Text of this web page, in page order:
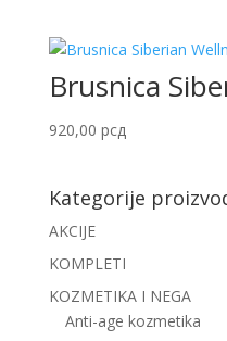
Brusnica
920,00 рсд
Kategorije
AKCIJE
KOMPLETI
KOZMETIKA I NEGA
Anti-age kozmetika